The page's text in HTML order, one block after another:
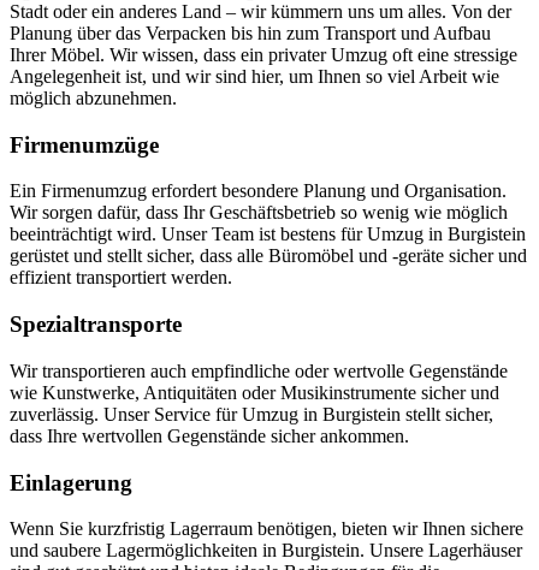
Stadt oder ein anderes Land – wir kümmern uns um alles. Von der
Planung über das Verpacken bis hin zum Transport und Aufbau
Ihrer Möbel. Wir wissen, dass ein privater Umzug oft eine stressige
Angelegenheit ist, und wir sind hier, um Ihnen so viel Arbeit wie
möglich abzunehmen.
Firmenumzüge
Ein Firmenumzug erfordert besondere Planung und Organisation.
Wir sorgen dafür, dass Ihr Geschäftsbetrieb so wenig wie möglich
beeinträchtigt wird. Unser Team ist bestens für Umzug in Burgistein
gerüstet und stellt sicher, dass alle Büromöbel und -geräte sicher und
effizient transportiert werden.
Spezialtransporte
Wir transportieren auch empfindliche oder wertvolle Gegenstände
wie Kunstwerke, Antiquitäten oder Musikinstrumente sicher und
zuverlässig. Unser Service für Umzug in Burgistein stellt sicher,
dass Ihre wertvollen Gegenstände sicher ankommen.
Einlagerung
Wenn Sie kurzfristig Lagerraum benötigen, bieten wir Ihnen sichere
und saubere Lagermöglichkeiten in Burgistein. Unsere Lagerhäuser